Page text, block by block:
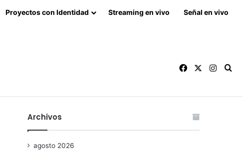
Proyectos con Identidad Streaming en vivo Señal en vivo
Facebook
Archivos
agosto 2026